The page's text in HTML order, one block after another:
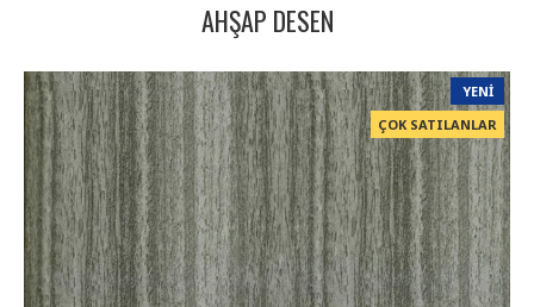
AHŞAP DESEN
YENI
ÇOK SATILANLAR